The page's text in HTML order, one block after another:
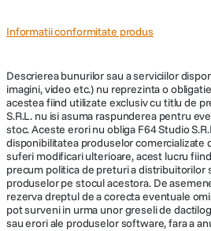
Informatii conformitate produs
Descrierea bunurilor sau a serviciilor
imagini, video etc.) nu reprezinta o
acestea fiind utilizate exclusiv cu titlu de
S.R.L. nu isi asuma raspunderea pentru
stoc. Aceste erori nu obliga F64 Studio
disponibilitatea produselor comercializate
suferi modificari ulterioare, acest lucru
precum politica de preturi a distribuitorilor
produselor pe stocul acestora. De
rezerva dreptul de a corecta eventuale
pot surveni in urma unor greseli de
sau erori ale produselor software, fara a